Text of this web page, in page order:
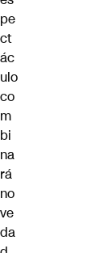
pe
ct
ác
ulo
co
m
bi
na
rá
no
ve
da